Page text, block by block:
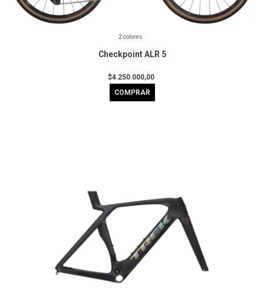
2 colores
Checkpoint ALR 5
$4.250.000,00
COMPRAR